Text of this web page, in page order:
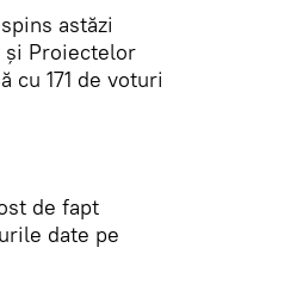
astăzi
şi Proiectelor
cu 171 de voturi
de fapt
date pe